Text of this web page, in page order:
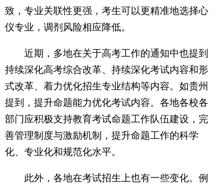
致，专业关联性更强，考生可以更精准地选择心
仪专业，调剂风险相应降低。
近期，多地在关于高考工作的通知中也提到
持续深化高考综合改革、持续深化考试内容和形
式改革、着力优化招生专业结构等内容。如贵州
提到，提升命题能力优化考试内容。各地各校各
部门应积极支持教育考试命题工作队伍建设，完
善管理制度与激励机制，提升命题工作的科学
化、专业化和规范化水平。
此外，各地在考试招生上也有一些变化。例